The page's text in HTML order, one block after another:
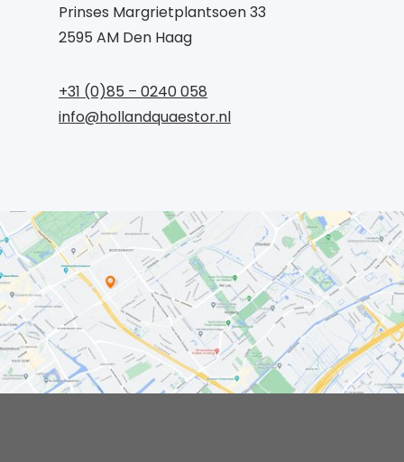
Prinses Margrietplantsoen 33
2595 AM Den Haag
+31 (0)85 – 0240 058
info@hollandquaestor.nl